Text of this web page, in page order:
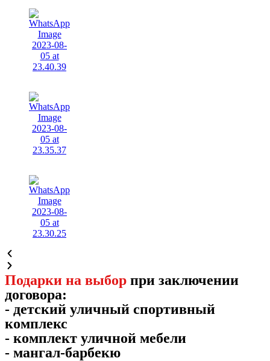
Подарки на выбор при заключении
договора:
- детский уличный спортивный
комплекс
- комплект уличной мебели
- мангал-барбекю